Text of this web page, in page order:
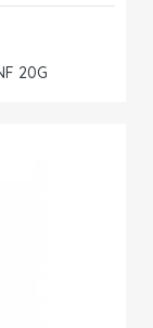
20G